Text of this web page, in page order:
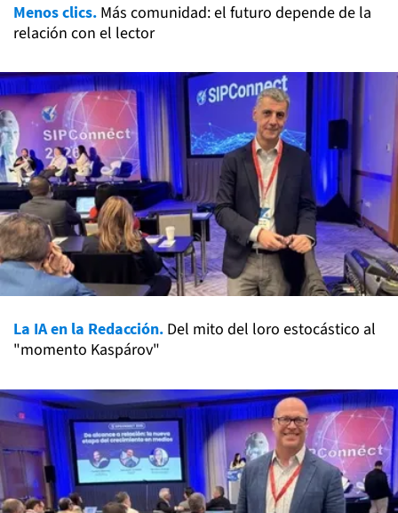
Menos clics. Más comunidad: el futuro depende de la
relación con el lector
La IA en la Redacción. Del mito del loro estocástico al
"momento Kaspárov"